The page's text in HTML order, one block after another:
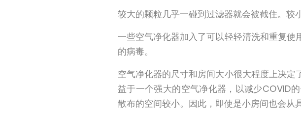
较大的颗粒几乎一碰到过滤器就会被截住。较
一些空气净化器加入了可以轻轻清洗和重复
的病毒。
空气净化器的尺寸和房间大小很大程度上决
益于一个强大的空气净化器，以减少COVID
散布的空间较小。因此，即使是小房间也会从